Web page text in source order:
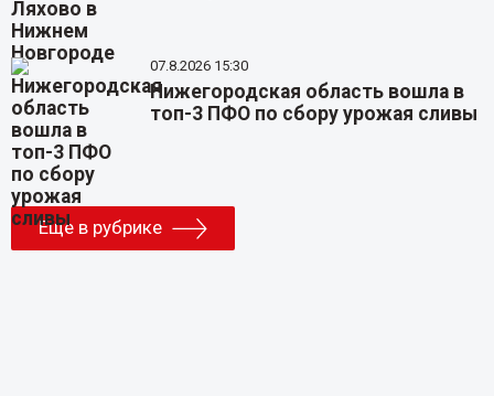
07.8.2026 15:30
Нижегородская область вошла в
топ-3 ПФО по сбору урожая сливы
Еще в рубрике